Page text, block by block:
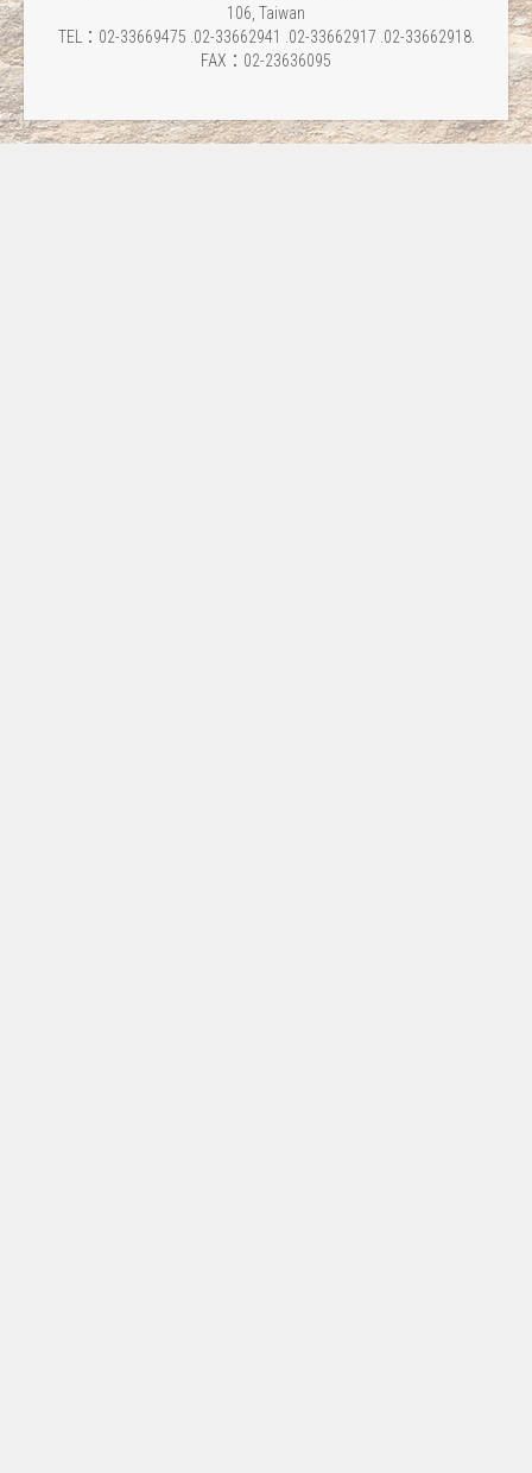
106, Taiwan
TEL：02-33669475 .02-33662941 .02-33662917 .02-33662918.
FAX：02-23636095